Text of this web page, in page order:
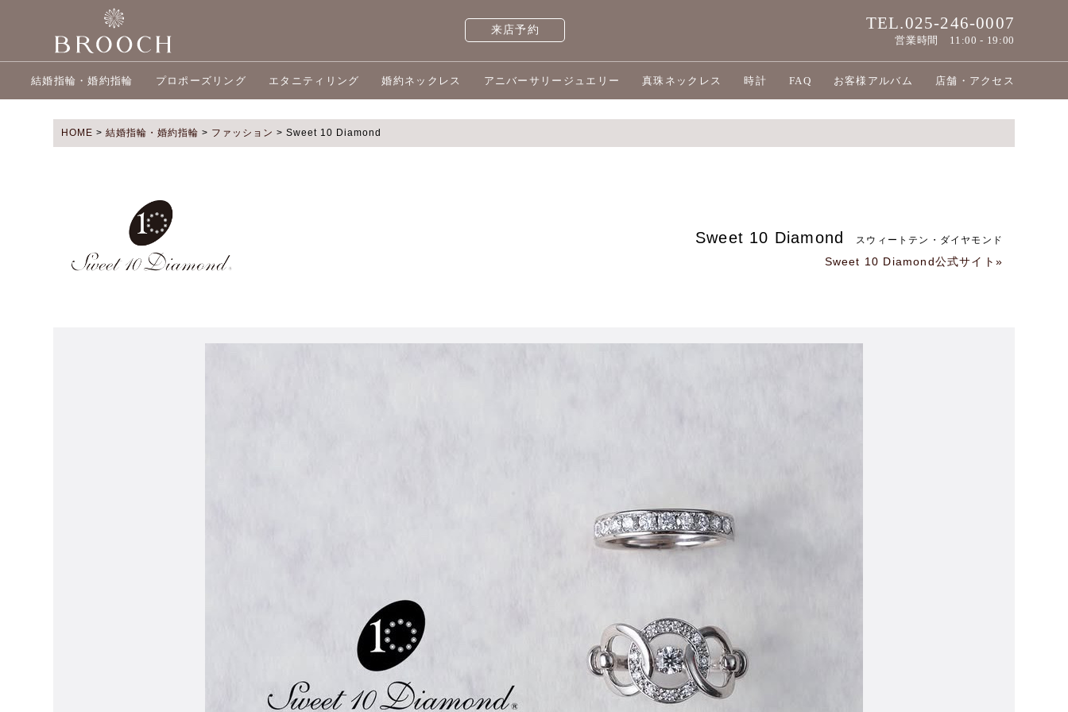
来店予約 TEL.025-246-0007
営業時間 11:00 - 19:00
結婚指輪・婚約指輪 プロポーズリング エタニティリング 婚約ネックレス アニバーサリージュエリー 真珠ネックレス 時計 FAQ お客様アルバム 店舗・アクセス
HOME > 結婚指輪・婚約指輪 > ファッション > Sweet 10 Diamond
Sweet 10 Diamond スウィートテン・ダイヤモンド
Sweet 10 Diamond公式サイト»